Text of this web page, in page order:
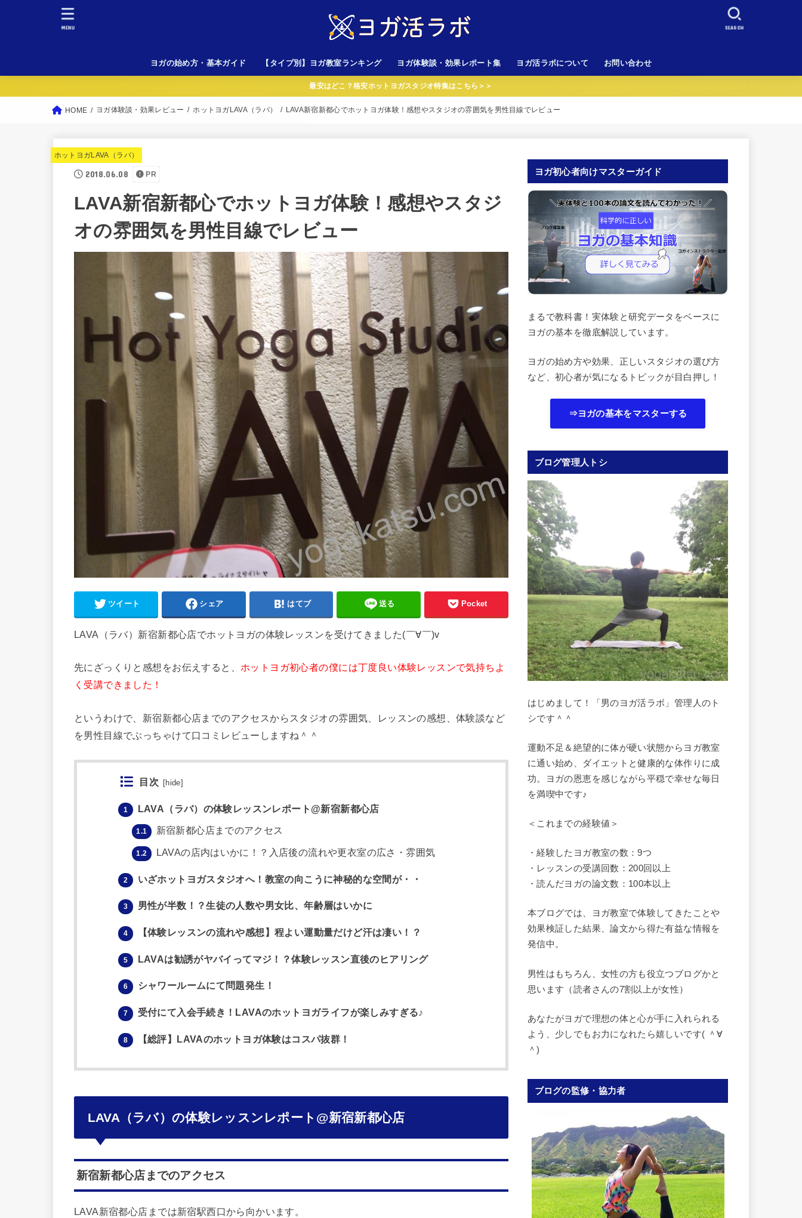
ヨガの始め方・基本ガイド 【タイプ別】ヨガ教室ランキング
初心者向けスタジオ
料金が安いスタジオ
女性専用スタジオ
溶岩ホットヨガスタジオ
LAVA以外のスタジオ
ヨガ体験談・効果レポート集
LAVA（ラバ）
CALDO（カルド）
ヨガ活ラボについて お問い合わせ
SEARCH
MENU
最安はどこ？格安ホットヨガスタジオ特集はこちら＞＞
HOME ヨガ体験談・効果レビュー ホットヨガLAVA（ラバ） LAVA新宿新都心でホットヨガ体験！感想やスタジオの雰囲気を男性目線でレビュー
ホットヨガLAVA（ラバ）
2018.06.08 PR
LAVA新宿新都心でホットヨガ体験！感想やスタジ
オの雰囲気を男性目線でレビュー
ツイート シェア はてブ 送る Pocket
LAVA（ラバ）新宿新都心店でホットヨガの体験レッスンを受けてきました(￣∀￣)v
先にざっくりと感想をお伝えすると、 ホットヨガ初心者の僕には丁度良い体験レッスンで気持ちよ
く受講できました！
というわけで、新宿新都心店までのアクセスからスタジオの雰囲気、レッスンの感想、体験談など
を男性目線でぶっちゃけて口コミレビューしますね＾＾
目次 hide
1 LAVA（ラバ）の体験レッスンレポート@新宿新都心店
1.1 新宿新都心店までのアクセス
1.2 LAVAの店内はいかに！？入店後の流れや更衣室の広さ・雰囲気
2 いざホットヨガスタジオへ！教室の向こうに神秘的な空間が・・
3 男性が半数！？生徒の人数や男女比、年齢層はいかに
4 【体験レッスンの流れや感想】程よい運動量だけど汗は凄い！？
5 LAVAは勧誘がヤバイってマジ！？体験レッスン直後のヒアリング
6 シャワールームにて問題発生！
7 受付にて入会手続き！LAVAのホットヨガライフが楽しみすぎる♪
8 【総評】LAVAのホットヨガ体験はコスパ抜群！
LAVA（ラバ）の体験レッスンレポート@新宿新都心店
新宿新都心店までのアクセス
LAVA新宿都心店までは新宿駅西口から向かいます。
ヨガ初心者向けマスターガイド
まるで教科書！実体験と研究データをベースに
ヨガの基本を徹底解説しています。
ヨガの始め方や効果、正しいスタジオの選び方
など、初心者が気になるトピックが目白押し！
⇒ヨガの基本をマスターする
ブログ管理人トシ
はじめまして！「男のヨガ活ラボ」管理人のト
シです＾＾
運動不足＆絶望的に体が硬い状態からヨガ教室
に通い始め、ダイエットと健康的な体作りに成
功。ヨガの恩恵を感じながら平穏で幸せな毎日
を満喫中です♪
＜これまでの経験値＞
・経験したヨガ教室の数：9つ
・レッスンの受講回数：200回以上
・読んだヨガの論文数：100本以上
本ブログでは、ヨガ教室で体験してきたことや
効果検証した結果、論文から得た有益な情報を
発信中。
男性はもちろん、女性の方も役立つブログかと
思います（読者さんの7割以上が女性）
あなたがヨガで理想の体と心が手に入れられる
よう、少しでもお力になれたら嬉しいです( ＾∀
＾)
ブログの監修・協力者